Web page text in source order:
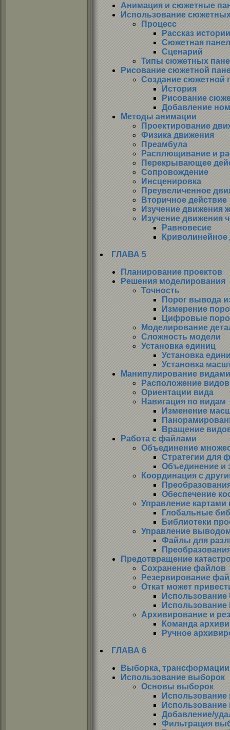
Анимация и сюжетные
Использование
Процесс
Рассказ истории
Сюжетная
Сценарий
Типы сюжетных
Рисование сюжетной
Создание сюжетной
История
Рисование
Добавление
Методы анимации
Проектирование
Физика движения
Преамбула
Расплющивание и
Перекрывающее
Сопровождение
Инсценировка
Преувеличенное
Вторичное действие
Изучение движения
Изучение движения
Равновесие
ГЛАВА 5
Планирование проектов
Решения моделирования
Точность
Порог вывода
Измерение
Цифровые
Моделирование
Сложность модели
Установка единиц
Установка
Установка
Манипулирование видами
Расположение
Ориентации вида
Навигация по видам
Изменение
Вращение
Работа с файлами
Объединение
Стратегии для
Объединение и
Координация с
Обеспечение
Управление
Глобальные
Библиотеки
Управление
Файлы для
Предотвращение
Сохранение файлов
Резервирование
Откат может
Использование
Использование
Архивирование и
Команда
Ручное
ГЛАВА 6
Выборка, трансформации
Использование выборок
Основы выборок
Добавление/
Фильтрация